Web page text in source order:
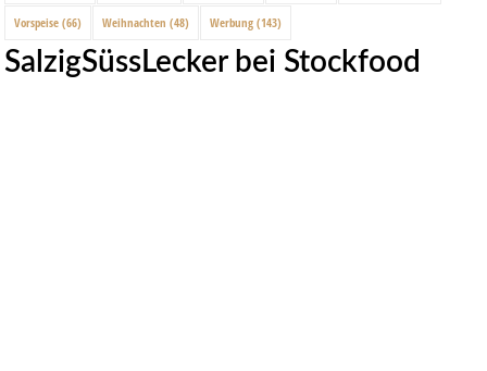
Vorspeise (66) Weihnachten (48) Werbung (143)
SalzigSüssLecker bei Stockfood